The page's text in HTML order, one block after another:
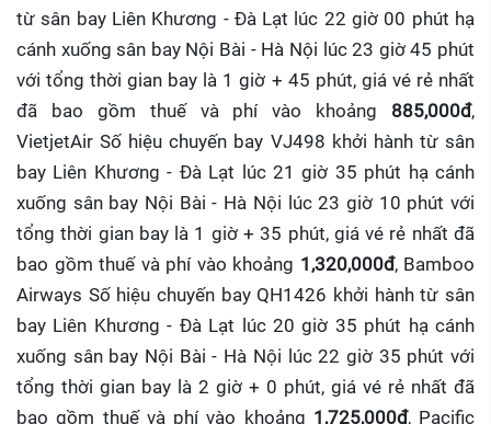
từ sân bay Liên Khương - Đà Lạt lúc 22 giờ 00 phút hạ
cánh xuống sân bay Nội Bài - Hà Nội lúc 23 giờ 45 phút
với tổng thời gian bay là 1 giờ + 45 phút, giá vé rẻ nhất
đã bao gồm thuế và phí vào khoảng 885,000đ,
VietjetAir Số hiệu chuyến bay VJ498 khởi hành từ sân
bay Liên Khương - Đà Lạt lúc 21 giờ 35 phút hạ cánh
xuống sân bay Nội Bài - Hà Nội lúc 23 giờ 10 phút với
tổng thời gian bay là 1 giờ + 35 phút, giá vé rẻ nhất đã
bao gồm thuế và phí vào khoảng 1,320,000đ, Bamboo
Airways Số hiệu chuyến bay QH1426 khởi hành từ sân
bay Liên Khương - Đà Lạt lúc 20 giờ 35 phút hạ cánh
xuống sân bay Nội Bài - Hà Nội lúc 22 giờ 35 phút với
tổng thời gian bay là 2 giờ + 0 phút, giá vé rẻ nhất đã
bao gồm thuế và phí vào khoảng 1,725,000đ, Pacific